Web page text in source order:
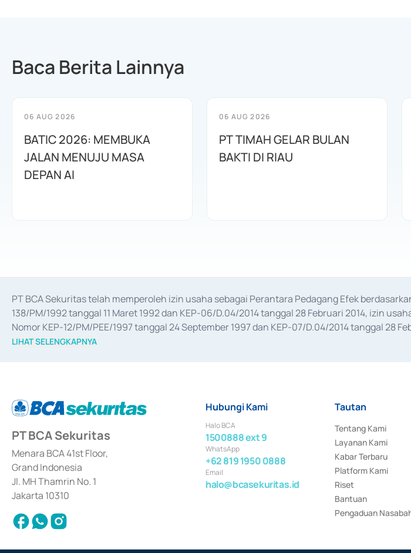
Baca Berita Lainnya
06 AUG 2026
BATIC 2026: MEMBUKA
JALAN MENUJU MASA
DEPAN AI
06 AUG 2026
PT TIMAH GELAR BULAN
BAKTI DI RIAU
PT BCA Sekuritas telah memperoleh izin usaha sebagai Perantara Pedagang Efek
138/PM/1992 tanggal 11 Maret 1992 dan KEP-06/D.04/2014 tanggal 28 Februari 2014, izin
Nomor KEP-12/PM/PEE/1997 tanggal 24 September 1997 dan KEP-07/D.04/2014 tanggal 28
merger, akuisisi, divestasi, dan
LIHAT SELENGKAPNYA
PT BCA Sekuritas
Menara BCA 41st Floor,
Grand Indonesia
Jl. MH Thamrin No. 1
Jakarta 10310
Hubungi Kami
Halo BCA
1500888 ext 9
WhatsApp
+62 819 1950 0888
Email
halo@bcasekuritas.id
Tautan
Tentang Kami
Layanan Kami
Kabar Terbaru
Platform Kami
Riset
Bantuan
Pengaduan